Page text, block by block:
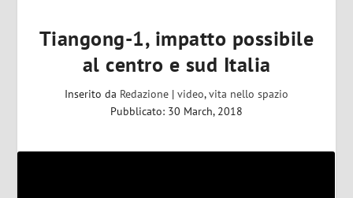
Tiangong-1, impatto possibile
al centro e sud Italia
Inserito da Redazione | video,vita nello spazio
Pubblicato: 30 March, 2018